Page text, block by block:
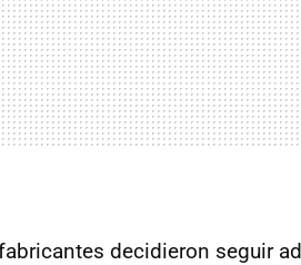
decidieron seguir